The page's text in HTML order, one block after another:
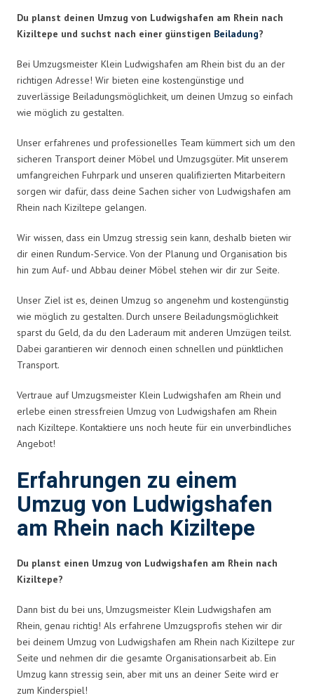
Du planst deinen Umzug von Ludwigshafen am Rhein nach
Kiziltepe und suchst nach einer günstigen Beiladung?
Bei Umzugsmeister Klein Ludwigshafen am Rhein bist du an der
richtigen Adresse! Wir bieten eine kostengünstige und
zuverlässige Beiladungsmöglichkeit, um deinen Umzug so einfach
wie möglich zu gestalten.
Unser erfahrenes und professionelles Team kümmert sich um den
sicheren Transport deiner Möbel und Umzugsgüter. Mit unserem
umfangreichen Fuhrpark und unseren qualifizierten Mitarbeitern
sorgen wir dafür, dass deine Sachen sicher von Ludwigshafen am
Rhein nach Kiziltepe gelangen.
Wir wissen, dass ein Umzug stressig sein kann, deshalb bieten wir
dir einen Rundum-Service. Von der Planung und Organisation bis
hin zum Auf- und Abbau deiner Möbel stehen wir dir zur Seite.
Unser Ziel ist es, deinen Umzug so angenehm und kostengünstig
wie möglich zu gestalten. Durch unsere Beiladungsmöglichkeit
sparst du Geld, da du den Laderaum mit anderen Umzügen teilst.
Dabei garantieren wir dennoch einen schnellen und pünktlichen
Transport.
Vertraue auf Umzugsmeister Klein Ludwigshafen am Rhein und
erlebe einen stressfreien Umzug von Ludwigshafen am Rhein
nach Kiziltepe. Kontaktiere uns noch heute für ein unverbindliches
Angebot!
Erfahrungen zu einem
Umzug von Ludwigshafen
am Rhein nach Kiziltepe
Du planst einen Umzug von Ludwigshafen am Rhein nach
Kiziltepe?
Dann bist du bei uns, Umzugsmeister Klein Ludwigshafen am
Rhein, genau richtig! Als erfahrene Umzugsprofis stehen wir dir
bei deinem Umzug von Ludwigshafen am Rhein nach Kiziltepe zur
Seite und nehmen dir die gesamte Organisationsarbeit ab. Ein
Umzug kann stressig sein, aber mit uns an deiner Seite wird er
zum Kinderspiel!